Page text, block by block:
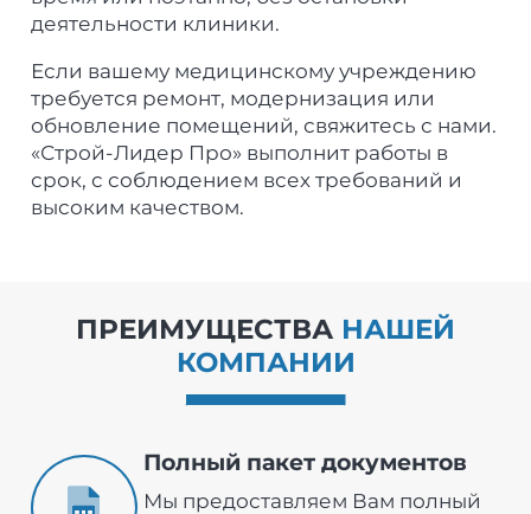
деятельности клиники.
Если вашему медицинскому учреждению
требуется ремонт, модернизация или
обновление помещений, свяжитесь с нами.
«Строй-Лидер Про» выполнит работы в
срок, с соблюдением всех требований и
высоким качеством.
ПРЕИМУЩЕСТВА НАШЕЙ
КОМПАНИИ
Полный пакет документов
Мы предоставляем Вам полный